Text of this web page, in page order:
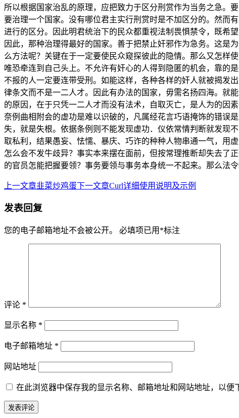
所以根据国家治乱的原理，应把致力于区分刑赏作为当务之急。
要治理一个国家。没有哪位君主实行刑赏时是不加区分的。然而
进行的区分。因此明君统治下的民众都重视法制畏惧禁令，既希
因此，那种治理得最好的国家。善于把禁止奸邪作为急务。这是
么方法呢？关键在于一定要使民众窥探彼此的隐情。那么又怎样
唯恐牵连到自己头上。不允许有奸心的人得到隐匿的机会，靠的
不报的人一定要连带受刑。如能这样，各种各样的奸人就被揭发
律条文而不是一二人才。因此有办法的国家，毋需名扬四海。就
的原因，在于只凭一二人才而没有法术，自取灭亡，是人为的因
奈例曲相附会的虚功是难以识破的，凡属经花言巧语掩饰的错误
失，就是失根。依据条例则不能发现虚功．仪依常情判断就发现
取私利，结果愚妄、怯懦、暴庆、巧诈的种种人物串通一气，用
怎么会不发牛歧异？事实本来摆在面前，但按常理推断却失去了
的官员怎能把握要领？事务要领与事务本身统一不起来。那么法
文
章
导
上一文章韭菜炒鸡蛋下一文章Curl详细使用说明及示例
发表回复
您的电子邮箱地址不会被公开。 必填项已用 *标注
评论 *
显示名称 *
电子邮箱地址 *
网站地址
在此浏览器中保存我的显示名称、邮箱地址和网站地址，以便